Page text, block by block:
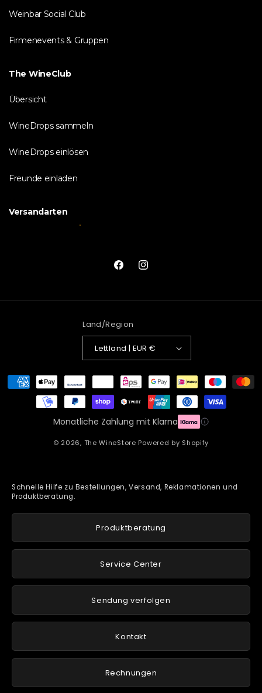
Weinbar Social Club
Firmenevents & Gruppen
The WineClub
Übersicht
WineDrops sammeln
WineDrops einlösen
Freunde einladen
Versandarten
FacebookInstagram
Land/Region
Lettland | EUR €
Zahlungsmethoden
Monatliche Zahlung mit Klarna
© 2026, The WineStore Powered by Shopify
Schnelle Hilfe zu Bestellungen, Versand, Reklamationen und
Produktberatung.
Produktberatung
Service Center
Sendung verfolgen
Kontakt
Rechnungen